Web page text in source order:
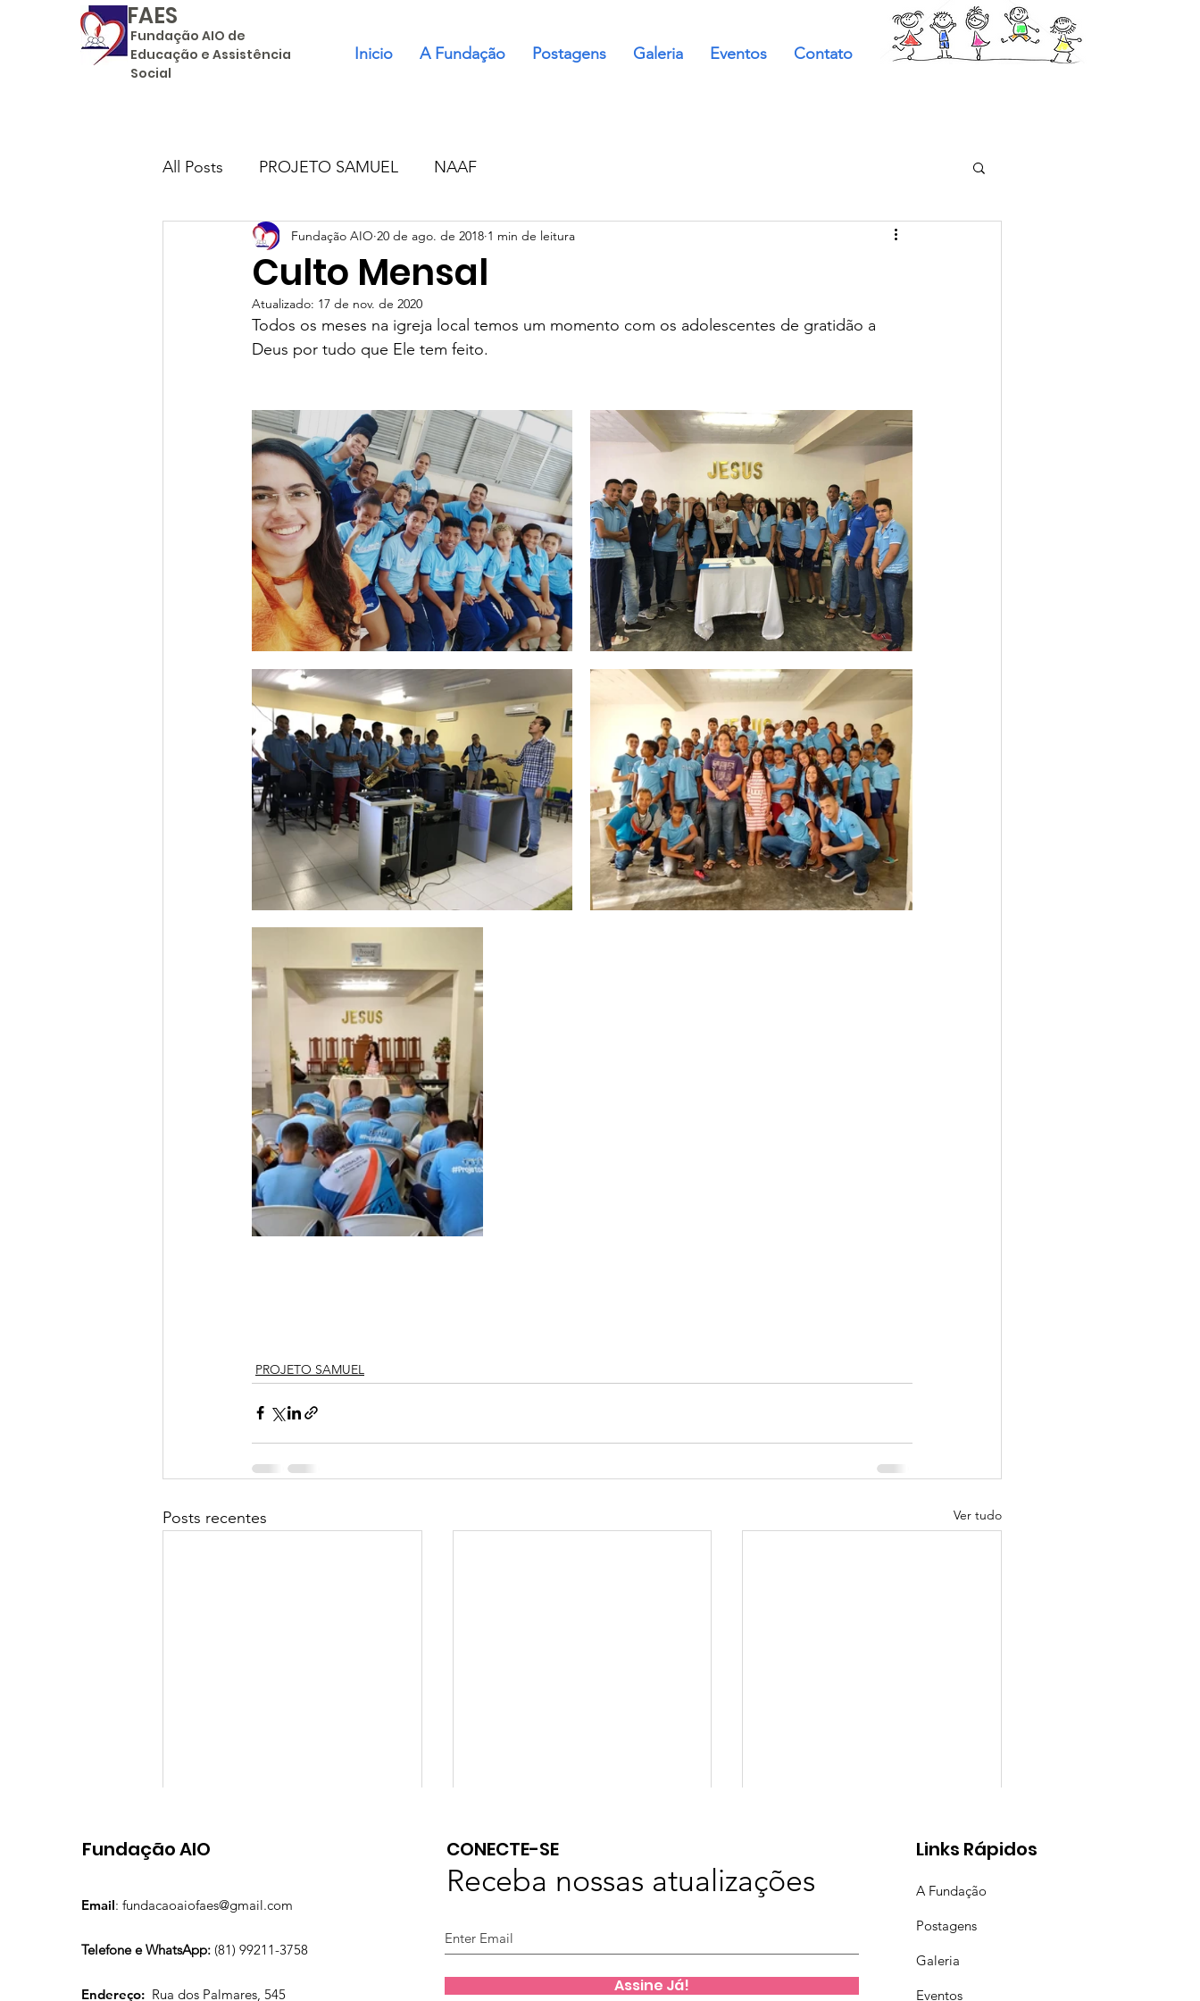
Inicio A Fundação Postagens Galeria Eventos Contato
FAES
Fundação AIO de
Educação e Assistência
Social
All Posts PROJETO SAMUEL NAAF
Culto Mensal
Fundação AIO 20 de ago. de 2018 1 min de leitura
Atualizado: 17 de nov. de 2020
Todos os meses na igreja local temos um momento com os adolescentes de gratidão a
Deus por tudo que Ele tem feito.
PROJETO SAMUEL
Posts recentes Ver tudo
Curso de Design de
Juntos Somos mais
Comentários
Fundação AIO
Email: fundacaoaiofaes@gmail.com
Telefone e WhatsApp: (81) 99211-3758
Endereço: Rua dos Palmares, 545
CONECTE-SE
Receba nossas atualizações
Assine Já!
Links Rápidos
A Fundação
Postagens
Galeria
Eventos